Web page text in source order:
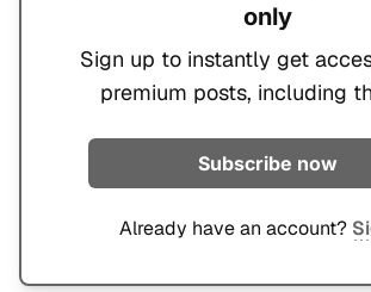
only
Sign up to instantly get
premium posts, including
Subscribe now
Already have an account?